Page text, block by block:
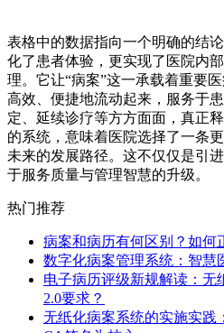
表格中的数据指向一个明确的结
化了患者体验，更实现了医院内
理。它让“病案”这一承载着重要
高效、便捷地流动起来，服务于
定、延续诊疗等方方面面，真正
的系统，意味着医院选择了一条
未来的发展路径。这不仅仅是引
于服务质量与管理智慧的升级。
热门推荐
病案和病历有何区别？如何
数字化病案管理系统：智慧
电子病历评级新规解读：无
2.0要求？
无纸化病案系统的实施实践